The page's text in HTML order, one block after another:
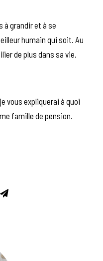
à grandir et à se
humain qui soit. Au
de plus dans sa vie.
vous expliquerai à quoi
famille de pension.